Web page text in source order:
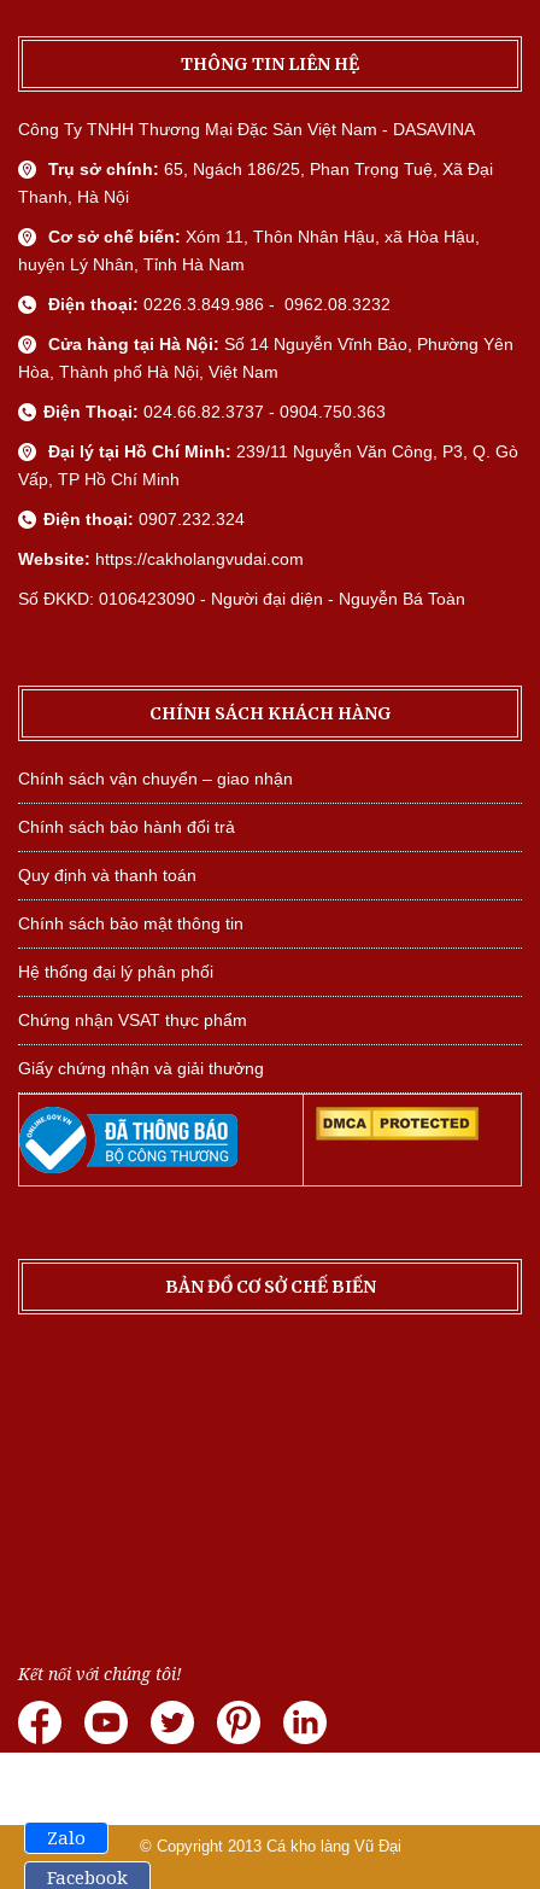
THÔNG TIN LIÊN HỆ
Công Ty TNHH Thương Mại Đặc Sản Việt Nam - DASAVINA
Trụ sở chính: 65, Ngách 186/25, Phan Trọng Tuệ, Xã Đại
Thanh, Hà Nội
Cơ sở chế biến: Xóm 11, Thôn Nhân Hậu, xã Hòa Hậu,
huyện Lý Nhân, Tỉnh Hà Nam
Điện thoại: 0226.3.849.986 - 0962.08.3232
Cửa hàng tại Hà Nội: Số 14 Nguyễn Vĩnh Bảo, Phường Yên
Hòa, Thành phố Hà Nội, Việt Nam
Điện Thoại: 024.66.82.3737 - 0904.750.363
Đại lý tại Hồ Chí Minh: 239/11 Nguyễn Văn Công, P3, Q. Gò
Vấp, TP Hồ Chí Minh
Điện thoại: 0907.232.324
Website: https://cakholangvudai.com
Số ĐKKD: 0106423090 - Người đại diện - Nguyễn Bá Toàn
CHÍNH SÁCH KHÁCH HÀNG
Chính sách vận chuyển – giao nhận
Chính sách bảo hành đổi trả
Quy định và thanh toán
Chính sách bảo mật thông tin
Hệ thống đại lý phân phối
Chứng nhận VSAT thực phẩm
Giấy chứng nhận và giải thưởng
BẢN ĐỒ CƠ SỞ CHẾ BIẾN
Kết nối với chúng tôi!
© Copyright 2013 Cá kho làng Vũ Đại
Zalo
Facebook